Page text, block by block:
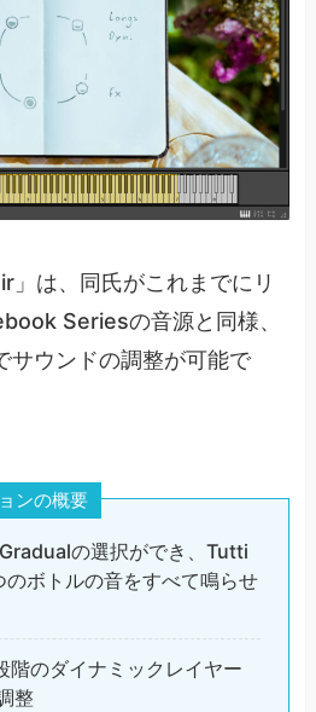
」は、同氏がこれまでにリ
Seriesの音源と同様、
サウンドの調整が可能で
ンの概要
の選択ができ、Tutti
のボトルの音をすべて鳴らせ
のダイナミックレイヤー
整